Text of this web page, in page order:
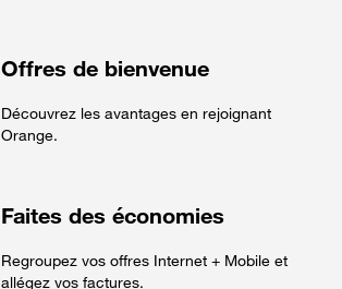
Offres de bienvenue
Découvrez les avantages en rejoignant
Orange.
Faites des économies
Regroupez vos offres Internet + Mobile et
allégez vos factures.